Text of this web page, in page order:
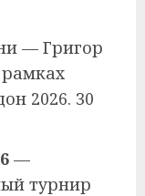
— Григор
2026. 30
—
турнир